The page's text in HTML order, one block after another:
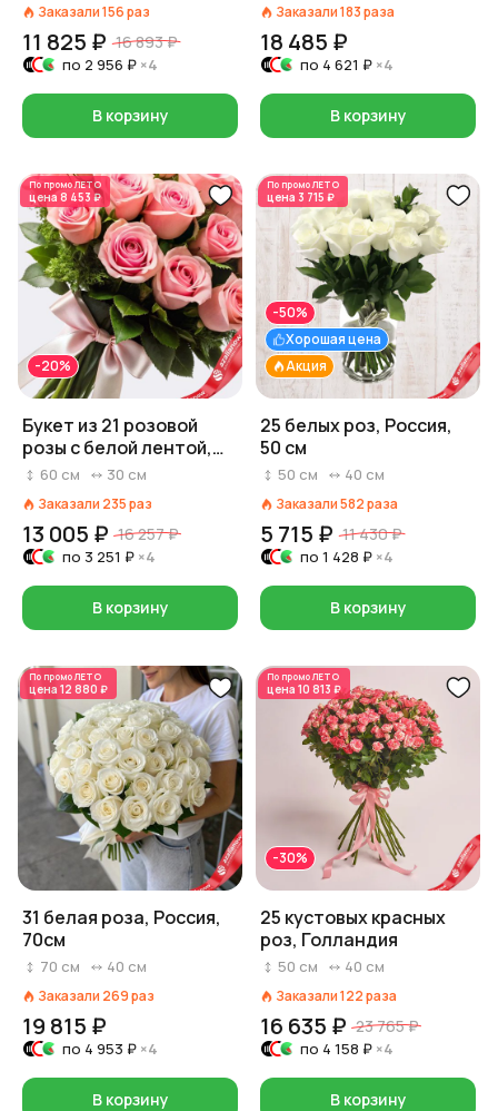
Заказали156раз
11 825 ₽ 16 893 ₽
по 2 956 ₽ ×4
В корзину
Заказали183раза
18 485 ₽
по 4 621 ₽ ×4
В корзину
По промоЛЕТО
цена 8 453 ₽
-20%
Букет из 21 розовой
розы с белой лентой,
Россия, 60 см
60 см 30 см
Заказали 235раз
13 005 ₽ 16 257 ₽
по 3 251 ₽ ×4
В корзину
По промоЛЕТО
цена 3 715 ₽
Акция
Хорошая цена
-50%
25 белых роз, Россия,
50 см
50 см 40 см
Заказали582раза
5 715 ₽ 11 430 ₽
по 1 428 ₽ ×4
В корзину
По промоЛЕТО
цена 12 880 ₽
31 белая роза, Россия,
70см
70 см 40 см
Заказали 269раз
19 815 ₽
по 4 953 ₽ ×4
В корзину
По промоЛЕТО
цена 10 813 ₽
-30%
25 кустовых красных
роз, Голландия
50 см 40 см
Заказали122раза
16 635 ₽ 23 765 ₽
по 4 158 ₽ ×4
В корзину